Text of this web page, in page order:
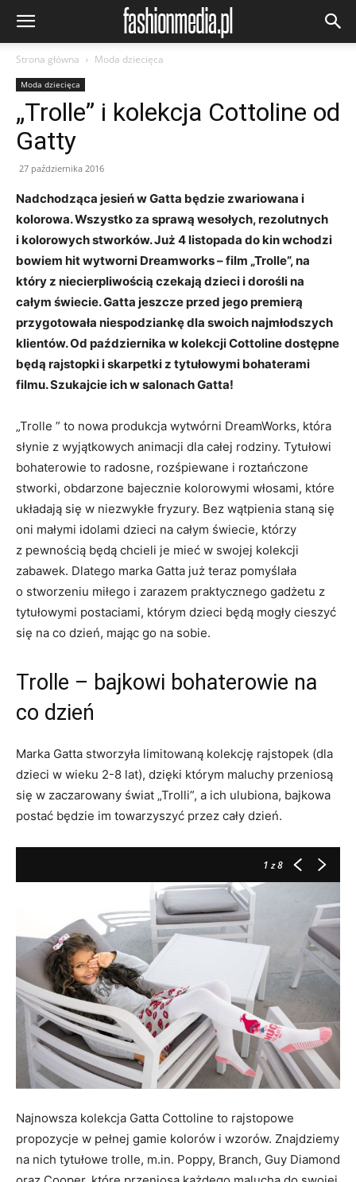
Strona główna Moda dziecięca
Moda dziecięca
„Trolle” i kolekcja Cottoline od
Gatty
27 października 2016
Nadchodząca jesień w Gatta będzie zwariowana i
kolorowa. Wszystko za sprawą wesołych, rezolutnych
i kolorowych stworków. Już 4 listopada do kin wchodzi
bowiem hit wytworni Dreamworks – film „Trolle”, na
który z niecierpliwością czekają dzieci i dorośli na
całym świecie. Gatta jeszcze przed jego premierą
przygotowała niespodziankę dla swoich najmłodszych
klientów. Od października w kolekcji Cottoline dostępne
będą rajstopki i skarpetki z tytułowymi bohaterami
filmu. Szukajcie ich w salonach Gatta!
„Trolle ” to nowa produkcja wytwórni DreamWorks, która
słynie z wyjątkowych animacji dla całej rodziny. Tytułowi
bohaterowie to radosne, rozśpiewane i roztańczone
stworki, obdarzone bajecznie kolorowymi włosami, które
układają się w niezwykłe fryzury. Bez wątpienia staną się
oni małymi idolami dzieci na całym świecie, którzy
z pewnością będą chcieli je mieć w swojej kolekcji
zabawek. Dlatego marka Gatta już teraz pomyślała
o stworzeniu miłego i zarazem praktycznego gadżetu z
tytułowymi postaciami, którym dzieci będą mogły cieszyć
się na co dzień, mając go na sobie.
Trolle – bajkowi bohaterowie na
co dzień
Marka Gatta stworzyła limitowaną kolekcję rajstopek (dla
dzieci w wieku 2-8 lat), dzięki którym maluchy przeniosą
się w zaczarowany świat „Trolli”, a ich ulubiona, bajkowa
postać będzie im towarzyszyć przez cały dzień.
1z 8
Najnowsza kolekcja Gatta Cottoline to rajstopowe
propozycje w pełnej gamie kolorów i wzorów. Znajdziemy
na nich tytułowe trolle, m.in. Poppy, Branch, Guy Diamond